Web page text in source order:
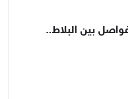
بين البلاط..